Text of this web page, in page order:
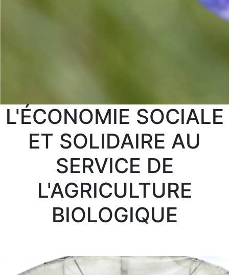
L'ÉCONOMIE SOCIALE
ET SOLIDAIRE AU
SERVICE DE
L'AGRICULTURE
BIOLOGIQUE